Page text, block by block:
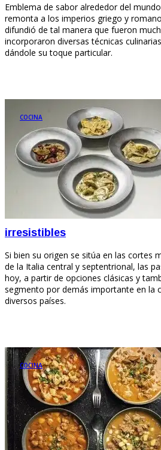
Emblema de sabor alrededor del
remonta a los imperios griego y
difundió de tal manera que fueron
incorporaron diversas técnicas
dándole su toque particular.
COCINA
irresistibles
Si bien su origen se sitúa en las cortes
de la Italia central y septentrional, las
hoy, a partir de opciones clásicas y
segmento por demás importante en la
diversos países.
COCINA